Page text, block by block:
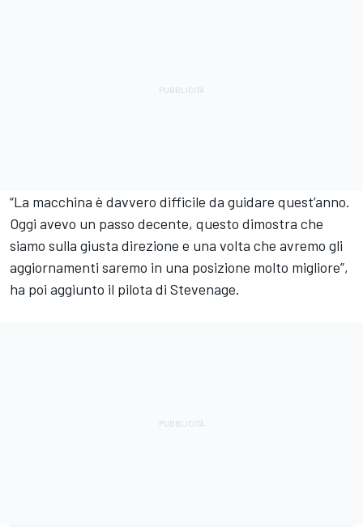
“La macchina è davvero difficile da guidare quest’anno.
Oggi avevo un passo decente, questo dimostra che
siamo sulla giusta direzione e una volta che avremo gli
aggiornamenti saremo in una posizione molto migliore”,
ha poi aggiunto il pilota di Stevenage.